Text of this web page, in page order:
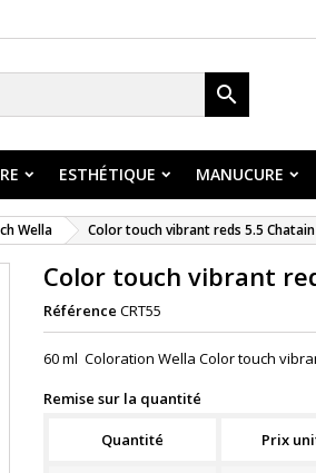

ESTHÉTIQUE MANUCURE
Wella Color touch vibrant reds 5.5
Color touch vibrant
Référence CRT55
60 ml Coloration Wella Color touch
Remise sur la quantité
Quantité Prix